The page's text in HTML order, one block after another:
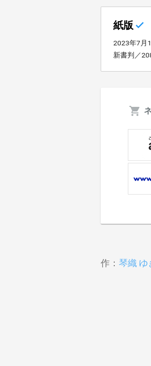
紙版
2023年7月
新書判／
作： 琴織 ゆ